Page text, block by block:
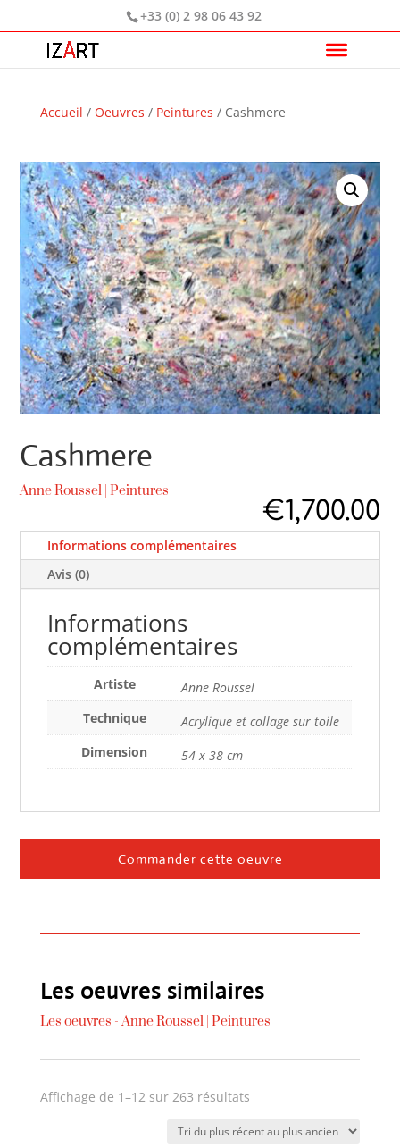
+33 (0) 2 98 06 43 92
Accueil / Oeuvres / Peintures / Cashmere
Cashmere
Anne Roussel |Peintures
€1,700.00
Informations complémentaires
Avis (0)
Informations
complémentaires
Artiste
Anne Roussel
Technique
Acrylique et collage sur toile
Dimension
54 x 38 cm
Commander cette oeuvre
Les oeuvres similaires
Les oeuvres -Anne Roussel| Peintures
Affichage de 1–12 sur 263 résultatsTrié
plus